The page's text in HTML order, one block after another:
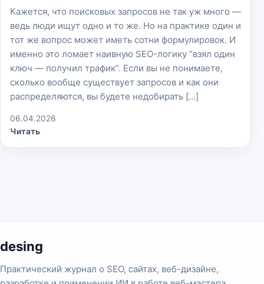
Кажется, что поисковых запросов не так уж много —
ведь люди ищут одно и то же. Но на практике один и
тот же вопрос может иметь сотни формулировок. И
именно это ломает наивную SEO-логику “взял один
ключ — получил трафик”. Если вы не понимаете,
сколько вообще существует запросов и как они
распределяются, вы будете недобирать […]
06.04.2026
Читать
desing
Практический журнал о SEO, сайтах, веб-дизайне,